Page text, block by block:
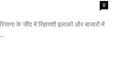
0
के जींद में रिहायशी इलाकों और बाजारों में